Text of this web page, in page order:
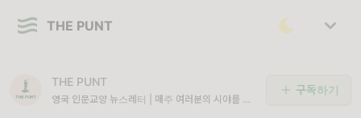
THE PUNT
THE PUNT
영국 인문교양 뉴스레터 | 매주 여러분의 시야를 영
구독하기